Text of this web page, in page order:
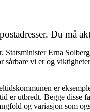
Du må
Erna
vi er og
er
er utbredt. Begge disse
og variasjon som